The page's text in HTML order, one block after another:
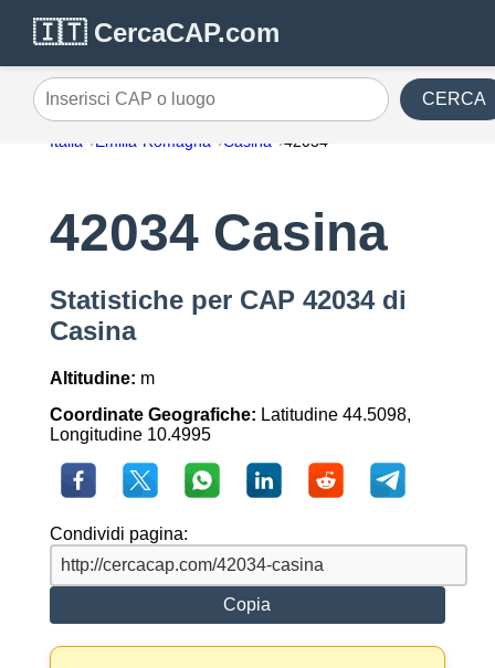
🇮🇹 CercaCAP.com
Inserisci CAP o luogo CERCA
Italia Emilia-Romagna Casina 42034
42034 Casina
Statistiche per CAP 42034 di
Casina
Altitudine: m
Coordinate Geografiche: Latitudine 44.5098,
Longitudine 10.4995
Condividi pagina:
Copia